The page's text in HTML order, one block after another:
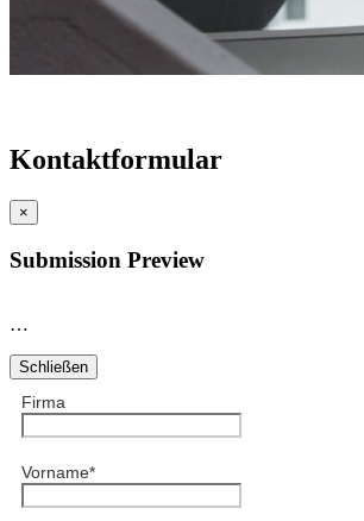
Kontaktformular
×
Submission Preview
…
Schließen
Firma
Vorname*